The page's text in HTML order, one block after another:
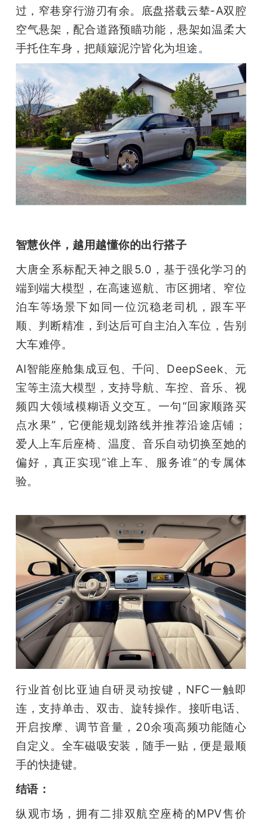
过，窄巷穿行游刃有余。底盘搭载云辇-A双腔
空气悬架，配合道路预瞄功能，悬架如温柔大
手托住车身，把颠簸泥泞皆化为坦途。
智慧伙伴，越用越懂你的出行搭子
大唐全系标配天神之眼5.0，基于强化学习的
端到端大模型，在高速巡航、市区拥堵、窄位
泊车等场景下如同一位沉稳老司机，跟车平
顺、判断精准，到达后可自主泊入车位，告别
大车难停。
AI智能座舱集成豆包、千问、DeepSeek、元
宝等主流大模型，支持导航、车控、音乐、视
频四大领域模糊语义交互。一句“回家顺路买
点水果”，它便能规划路线并推荐沿途店铺；
爱人上车后座椅、温度、音乐自动切换至她的
偏好，真正实现“谁上车、服务谁”的专属体
验。
行业首创比亚迪自研灵动按键，NFC一触即
连，支持单击、双击、旋转操作。接听电话、
开启按摩、调节音量，20余项高频功能随心
自定义。全车磁吸安装，随手一贴，便是最顺
手的快捷键。
结语：
纵观市场，拥有二排双航空座椅的MPV售价